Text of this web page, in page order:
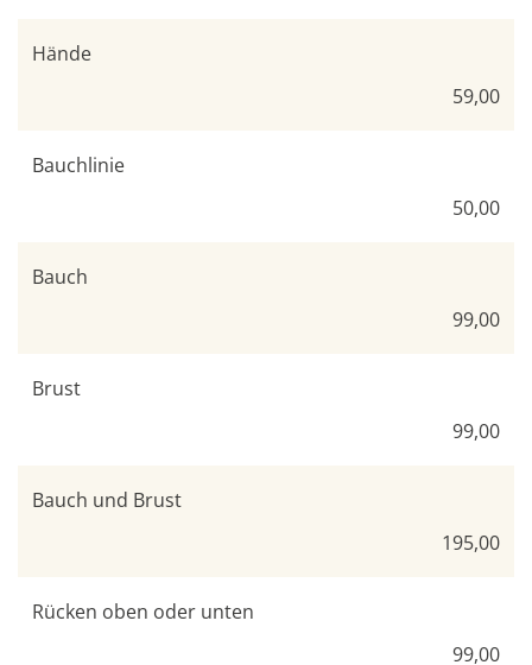
Hände
59,00
Bauchlinie
50,00
Bauch
99,00
Brust
99,00
Bauch und Brust
195,00
Rücken oben oder unten
99,00